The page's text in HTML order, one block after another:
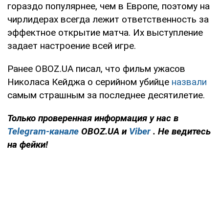
гораздо популярнее, чем в Европе, поэтому на
чирлидерах всегда лежит ответственность за
эффектное открытие матча. Их выступление
задает настроение всей игре.
Ранее OBOZ.UA писал, что фильм ужасов
Николаса Кейджа о серийном убийце назвали
самым страшным за последнее десятилетие.
Только проверенная информация у нас в
Telegram-канале OBOZ.UA и Viber . Не ведитесь
на фейки!